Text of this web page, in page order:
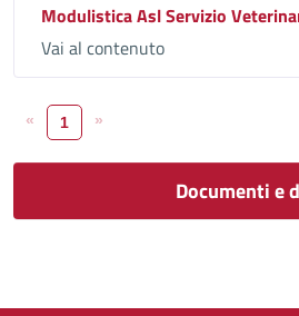
Modulistica Asl Servizio
Vai al contenuto
« 1 »
Documenti e